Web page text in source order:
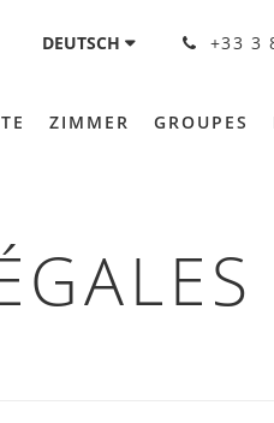
DEUTSCH +33 3
ZIMMER GROUPES